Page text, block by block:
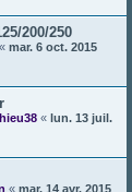
200/250
« mar. 6 oct. 2015
« lun. 13 juil.
« mar. 14 avr. 2015